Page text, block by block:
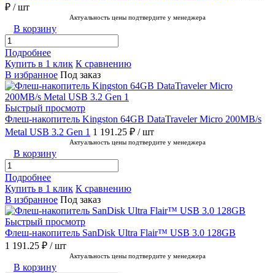
₽ / шт
Актуальность цены подтвердите у менеджера
В корзину
Подробнее
Купить в 1 клик К сравнению
В избранное Под заказ
Быстрый просмотр
Флеш-накопитель Kingston 64GB DataTraveler Micro 200MB/s
Metal USB 3.2 Gen 1 1 191.25 ₽ / шт
Актуальность цены подтвердите у менеджера
В корзину
Подробнее
Купить в 1 клик К сравнению
В избранное Под заказ
Быстрый просмотр
Флеш-накопитель SanDisk Ultra Flair™ USB 3.0 128GB
1 191.25 ₽ / шт
Актуальность цены подтвердите у менеджера
В корзину